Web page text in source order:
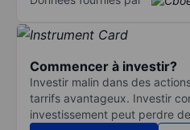
Commencer à investir?
Investir malin dans des
tarrifs avantageux. Investir
investissement peut perdre